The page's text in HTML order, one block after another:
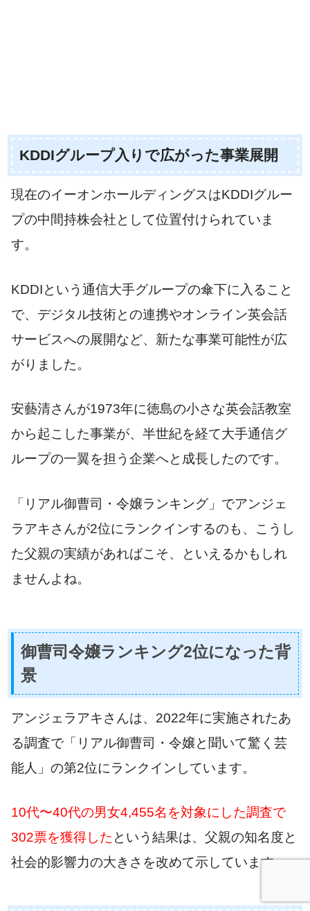
KDDIグループ入りで広がった事業展開
現在のイーオンホールディングスはKDDIグルー
プの中間持株会社として位置付けられていま
す。
KDDIという通信大手グループの傘下に入ること
で、デジタル技術との連携やオンライン英会話
サービスへの展開など、新たな事業可能性が広
がりました。
安藝清さんが1973年に徳島の小さな英会話教室
から起こした事業が、半世紀を経て大手通信グ
ループの一翼を担う企業へと成長したのです。
「リアル御曹司・令嬢ランキング」でアンジェ
ラアキさんが2位にランクインするのも、こうし
た父親の実績があればこそ、といえるかもしれ
ませんよね。
御曹司令嬢ランキング2位になった背
景
アンジェラアキさんは、2022年に実施されたあ
る調査で「リアル御曹司・令嬢と聞いて驚く芸
能人」の第2位にランクインしています。
10代〜40代の男女4,455名を対象にした調査で
302票を獲得した という結果は、父親の知名度と
社会的影響力の大きさを改めて示しています。